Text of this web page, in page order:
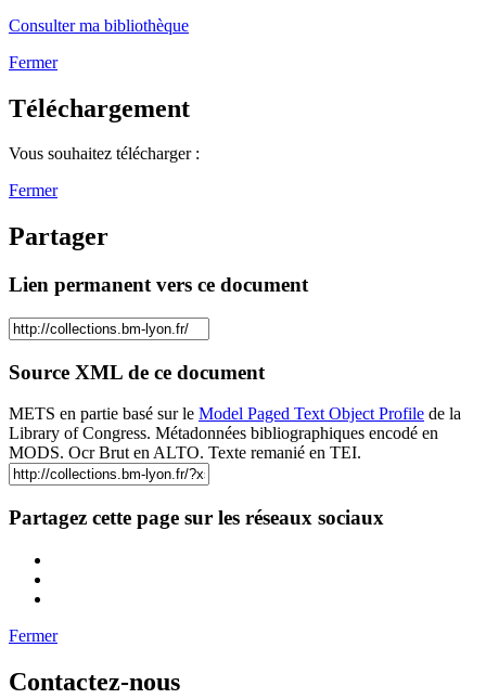
Consulter ma bibliothèque
Fermer
Téléchargement
Vous souhaitez télécharger :
Fermer
Partager
Lien permanent vers ce document
Source XML de ce document
METS en partie basé sur le Model Paged Text Object Profile de la
Library of Congress. Métadonnées bibliographiques encodé en
MODS. Ocr Brut en ALTO. Texte remanié en TEI.
Partagez cette page sur les réseaux sociaux
Fermer
Contactez-nous